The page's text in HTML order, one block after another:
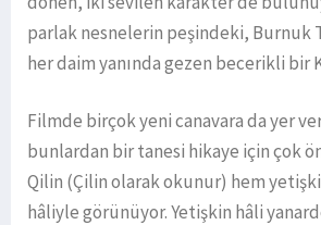
parlak nesnelerin peşindeki, Burnuk
her daim yanında gezen becerikli
Filmde birçok yeni canavara da yer
bunlardan bir tanesi hikaye için çok
Qilin (Çilin olarak okunur) hem
hâliyle görünüyor. Yetişkin hâli